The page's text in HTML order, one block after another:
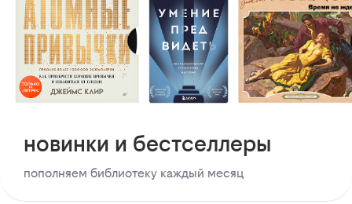
новинки и бестселлеры
пополняем библиотеку каждый месяц